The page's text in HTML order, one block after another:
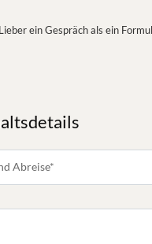
ein Gespräch als ein
Abreise*